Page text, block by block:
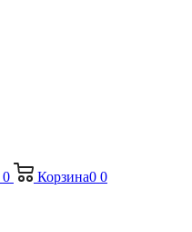
0 Корзина0 0